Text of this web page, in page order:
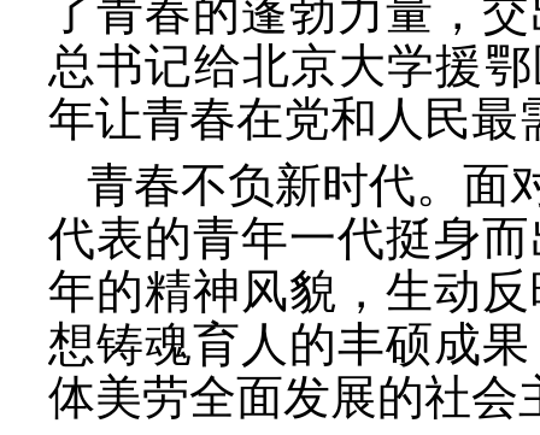
了青春的蓬勃力量，
总书记给北京大学援
年让青春在党和人民最
青春不负新时代。面
代表的青年一代挺身
年的精神风貌，生动
想铸魂育人的丰硕成
体美劳全面发展的社会